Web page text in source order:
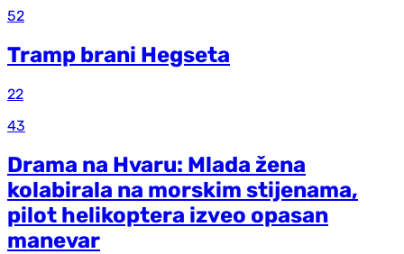
52
Tramp brani Hegseta
22
43
Drama na Hvaru: Mlada žena
kolabirala na morskim stijenama,
pilot helikoptera izveo opasan
manevar